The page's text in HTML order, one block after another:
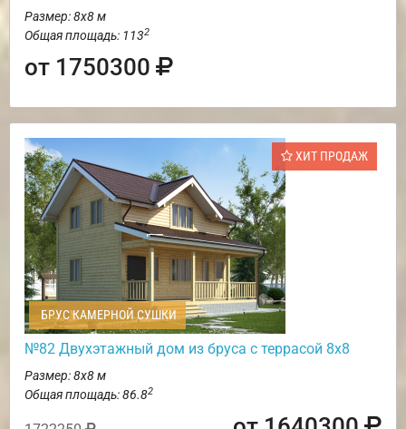
Размер: 8х8 м
Общая площадь: 1132
от 1750300
ХИТ ПРОДАЖ
БРУС КАМЕРНОЙ СУШКИ
№82 Двухэтажный дом из бруса с террасой 8х8
Размер: 8х8 м
Общая площадь: 86.82